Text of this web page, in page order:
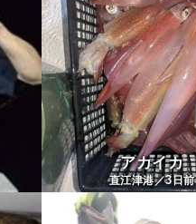
アカイカ
直江津港／3日前